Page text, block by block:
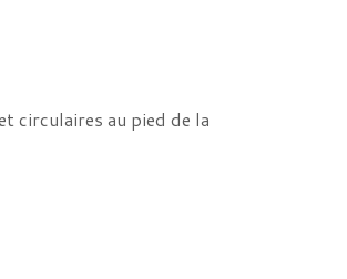
circulaires au pied de la